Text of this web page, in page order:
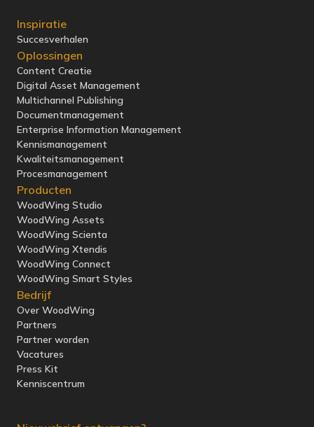
Inspiratie
Succesverhalen
Oplossingen
Content Creatie
Digital Asset Management
Multichannel Publishing
Documentmanagement
Enterprise Information Management
Kennismanagement
Kwaliteitsmanagement
Procesmanagement
Producten
WoodWing Studio
WoodWing Assets
WoodWing Scienta
WoodWing Xtendis
WoodWing Connect
WoodWing Smart Styles
Bedrijf
Over WoodWing
Partners
Partner worden
Vacatures
Press Kit
Kenniscentrum